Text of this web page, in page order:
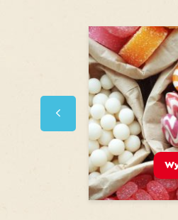
Wyroby cukiernicze